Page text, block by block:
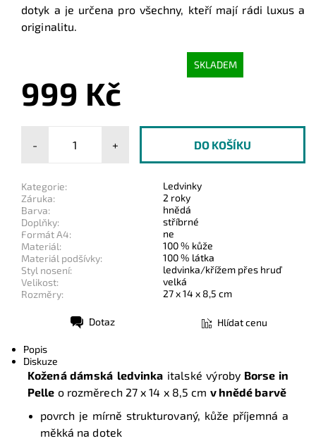
dotyk a je určena pro všechny, kteří mají rádi luxus a
originalitu.
SKLADEM
999 Kč
- +
Kategorie:
Ledvinky
Záruka:
2 roky
Barva:
hnědá
Doplňky:
stříbrné
Formát A4:
ne
Materiál:
100 % kůže
Materiál podšívky:
100 % látka
Styl nosení:
ledvinka/křížem přes hruď
Velikost:
velká
Rozměry:
27 x 14 x 8,5 cm
Dotaz Hlídat cenu
Popis
Diskuze
Kožená dámská ledvinka italské výrobyBorse in
Pelle o rozměrech 27 x 14 x 8,5 cm v hnědé barvě
povrch je mírně strukturovaný, kůže příjemná a
měkká na dotek